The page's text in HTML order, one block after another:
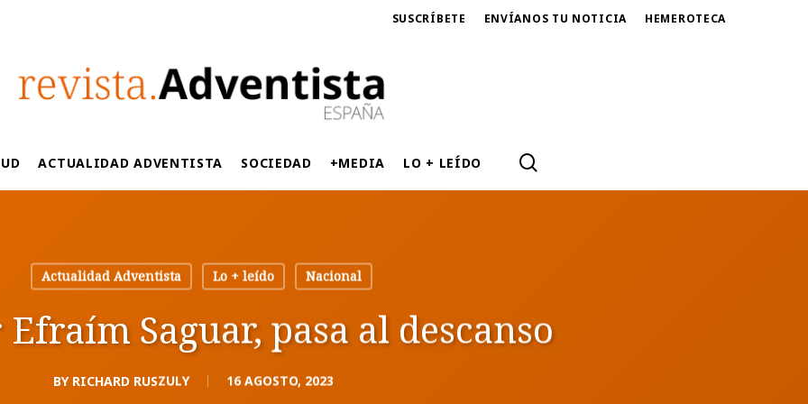
SUSCRÍBETE ENVÍANOS TU NOTICIA HEMEROTECA
ACTUALIDAD ADVENTISTA SOCIEDAD +MEDIA LO + LEÍDO
Actualidad Adventista Lo + leído Nacional
Saguar, pasa al descanso
BY RICHARD RUSZULY 16 AGOSTO, 2023